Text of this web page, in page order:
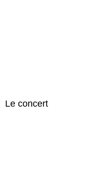
Le concert